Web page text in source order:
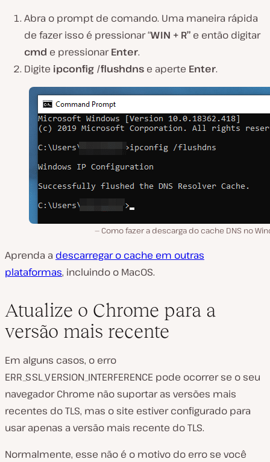
Abra o prompt de comando. Uma maneira rápida
de fazer isso é pressionar “WIN + R” e então digitar
cmd e pressionarEnter.
Digite ipconfig /flushdns e aperte Enter.
Como fazer a descarga do cache DNS no
Aprenda a descarregar o cache em outras
plataformas, incluindo o MacOS.
Atualize o Chrome para a
versão mais recente
Em alguns casos, o erro
ERR_SSL_VERSION_INTERFERENCE pode ocorrer se o seu
navegador Chrome não suportar as versões mais
recentes do TLS, mas o site estiver configurado para
usar apenas a versão mais recente do TLS.
Normalmente, esse não é o motivo do erro se você